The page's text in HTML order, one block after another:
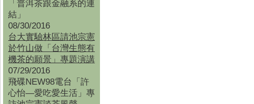
「普洱茶跟金融系的連
結」
08/30/2016
台大實驗林區請池宗憲
於竹山做「台灣生態有
機茶的願景」專題演講
07/29/2016
飛碟NEW98電台「許
心怡—愛吃愛生活」專